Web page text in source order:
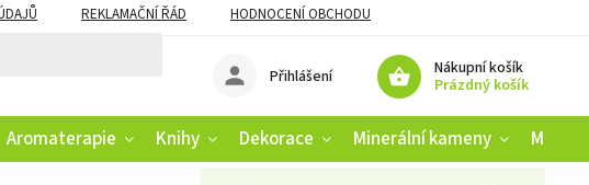
REKLAMAČNÍ ŘÁD
HODNOCENÍ OBCHODU
Nákupní košík
Prázdný košík
Přihlášení
Aromaterapie Knihy Dekorace Minerální kameny